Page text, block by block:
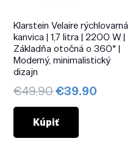
Klarstein Velaire rýchlovarná
kanvica | 1,7 litra | 2200 W |
Základňa otočná o 360° |
Moderný, minimalistický
dizajn
€49.90Pôvodná
cena
bola:
€49.90.
€39.90
Kúpiť